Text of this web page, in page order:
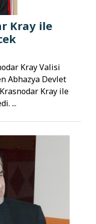
Kray ile
Kray Valisi
Abhazya Devlet
Kray ile
...